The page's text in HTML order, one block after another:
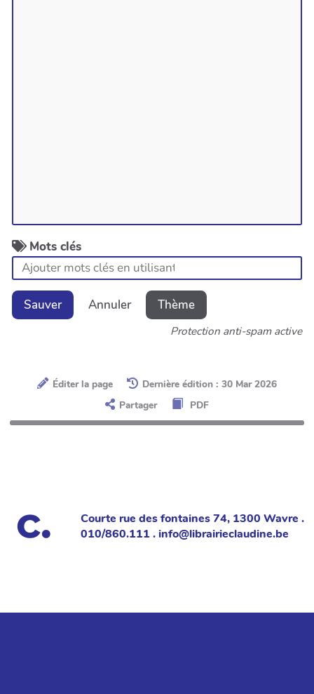
Mots clés
Sauver Annuler Thème
Protection anti-spam active
Éditer la page
Dernière édition : 30 Mar 2026
Partager
PDF
Courte rue des fontaines 74, 1300 Wavre .
010/860.111 . info@librairieclaudine.be